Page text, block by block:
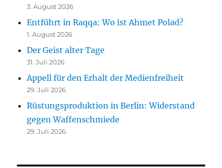
3. August 2026
Entführt in Raqqa: Wo ist Ahmet Polad?
1. August 2026
Der Geist alter Tage
31. Juli 2026
Appell für den Erhalt der Medienfreiheit
29. Juli 2026
Rüstungsproduktion in Berlin: Widerstand
gegen Waffenschmiede
29. Juli 2026